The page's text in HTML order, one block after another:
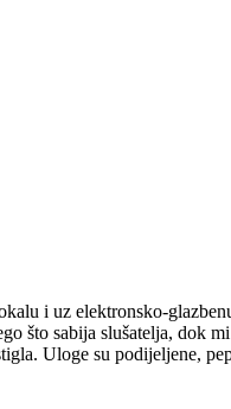
i uz elektronsko-
što sabija slušatelja, dok
Uloge su podijeljene,